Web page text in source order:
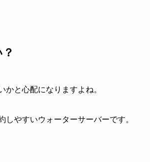
と心配になりますよね。
やすいウォーターサーバーです。